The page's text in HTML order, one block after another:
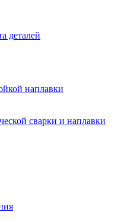
деталей
наплавки
сварки и наплавки